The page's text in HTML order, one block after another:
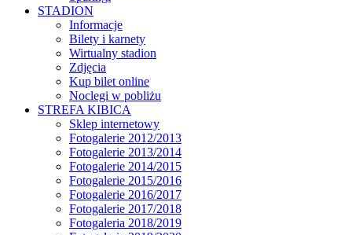
STADION
Informacje
Bilety i karnety
Wirtualny stadion
Zdjęcia
Kup bilet online
Noclegi w pobliżu
STREFA KIBICA
Sklep internetowy
Fotogalerie 2012/2013
Fotogalerie 2013/2014
Fotogalerie 2014/2015
Fotogalerie 2015/2016
Fotogalerie 2016/2017
Fotogalerie 2017/2018
Fotogaleria 2018/2019